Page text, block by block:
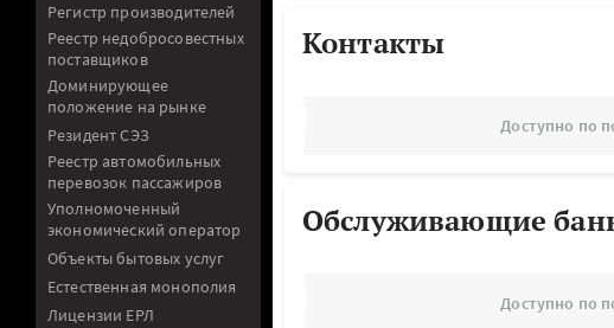
Регистр производителей
Реестр недобросовестных
поставщиков
Доминирующее
положение на рынке
Резидент СЭЗ
Реестр автомобильных
перевозок пассажиров
Уполномоченный
экономический оператор
Объекты бытовых услуг
Естественная монополия
Лицензии ЕРЛ
Контакты
Доступно по
Обслуживающие
Доступно по